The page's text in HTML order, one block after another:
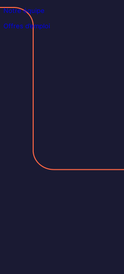
Notre équipe
Offres d’emploi